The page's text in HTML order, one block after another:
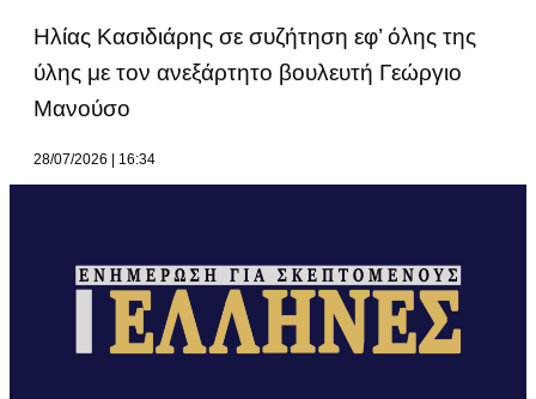
Ηλίας Κασιδιάρης σε συζήτηση εφ’ όλης της
ύλης με τον ανεξάρτητο βουλευτή Γεώργιο
Μανούσο
28/07/2026 16:34